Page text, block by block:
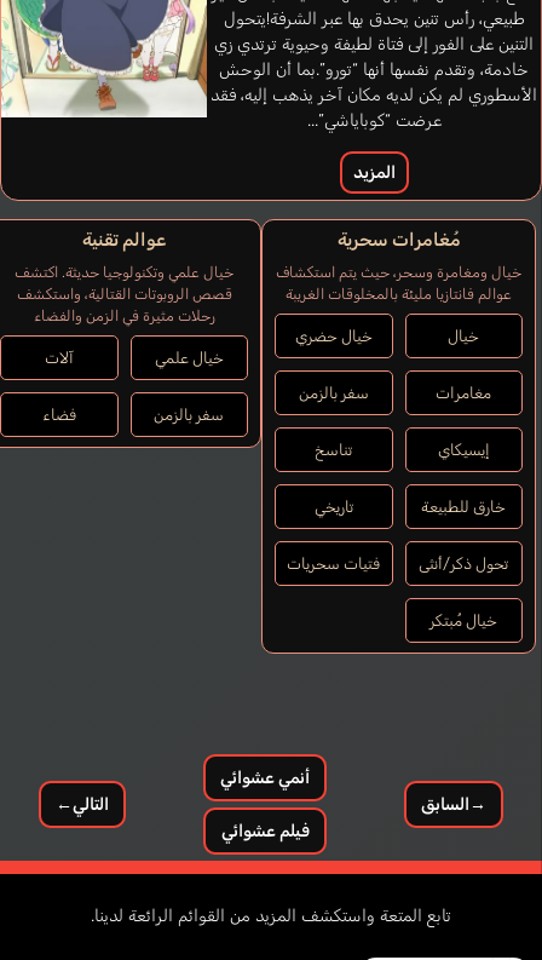
Flecknoe Maggie
طبيعي، رأس تنين يحدق بها عبر الشرفة!يتحول
التنين على الفور إلى فتاة لطيفة وحيوية ترتدي زي
خادمة، وتقدم نفسها أنها “تورو”.بما أن الوحش
الأسطوري لم يكن لديه مكان آخر يذهب إليه، فقد
عرضت “كوباياشي”...
المزيد
مُغامرات سحرية
خيال ومغامرة وسحر، حيث يتم استكشاف
عوالم فانتازيا مليئة بالمخلوقات الغريبة
خيال خيال حضري
مغامرات سفر بالزمن
إيسيكاي تناسخ
خارق للطبيعة تاريخي
تحول ذكر/أنثى فتيات سحريات
خيال مُبتكر
عوالم تقنية
خيال علمي وتكنولوجيا حديثة. اكتشف
قصص الروبوتات القتالية، واستكشف
رحلات مثيرة في الزمن والفضاء
خيال علمي آلات
سفر بالزمن فضاء
→السابق
أنمي عشوائي
فيلم عشوائي
التالي←
تابع المتعة واستكشف المزيد من القوائم الرائعة لدينا.